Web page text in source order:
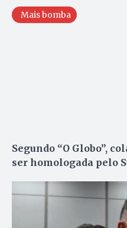
Mais bomba
Segundo “O Globo”,
ser homologada pelo